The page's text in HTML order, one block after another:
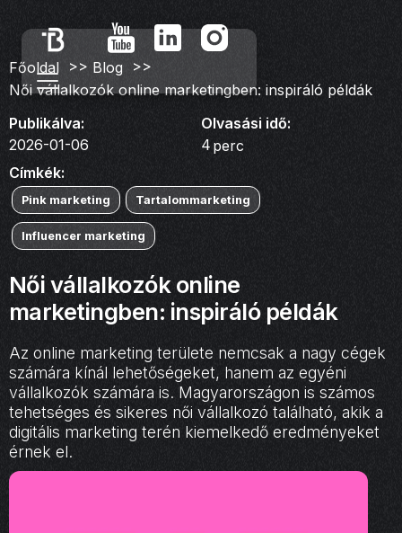
Főoldal >> Blog >>
Női vállalkozók online marketingben: inspiráló példák
Publikálva:
2026-01-06
Olvasási idő:
4 perc
Címkék:
Pink marketing Tartalommarketing
Influencer marketing
Női vállalkozók online
marketingben: inspiráló példák
Az online marketing területe nemcsak a nagy cégek
számára kínál lehetőségeket, hanem az egyéni
vállalkozók számára is. Magyarországon is számos
tehetséges és sikeres női vállalkozó található, akik a
digitális marketing terén kiemelkedő eredményeket
érnek el.